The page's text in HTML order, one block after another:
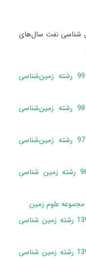
شناسی نفت سال‌های
دانلود سؤالات آزمون دکتری 99 رشته زمین‌شناسی
دانلود سؤالات آزمون دکتری 98 رشته زمین‌شناسی
دانلود سؤالات آزمون دکتری 97 رشته زمین‌شناسی
دانلود سؤالات آزمون دکتری 96 رشته زمین شناسی
دانلود سؤالات آزمون دکتری 1393 رشته زمین شناسی
دانلود سؤالات آزمون دکتری 1392 رشته زمین شناسی